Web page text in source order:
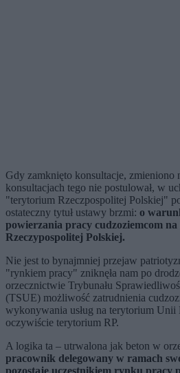
Gdy zamknięto konsultacje, zmieniono
konsultacjach tego nie postulował, w
"terytorium Rzeczpospolitej Polskiej"
ostateczny tytuł ustawy brzmi: o
powierzania pracy cudzoziemcom
Rzeczypospolitej Polskiej.
Nie jest to bynajmniej przejaw
"rynkiem pracy" zniknęła nam po
orzecznictwie Trybunału
(TSUE) możliwość zatrudnienia
wykonywania usług na terytorium
oczywiście terytorium RP.
A logika ta – utrwalona jak beton w
pracownik delegowany w ramach
pozostaje uczestnikiem rynku pracy